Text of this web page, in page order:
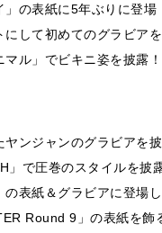
の表紙に5年ぶりに登
して初めてのグラビア
ル」でビキニ姿を披露
ヤンジャンのグラビアを
」で圧巻のスタイルを
表紙＆グラビアに登場
Round 9」の表紙を